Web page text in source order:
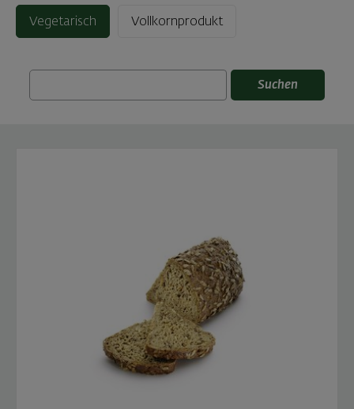
Vegetarisch Vollkornprodukt
Suchen